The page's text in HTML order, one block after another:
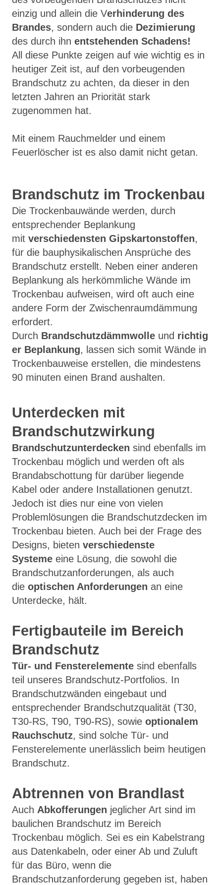
einzig und allein die Verhinderung des
Brandes, sondern auch die Dezimierung
des durch ihn entstehenden Schadens!
All diese Punkte zeigen auf wie wichtig es in
heutiger Zeit ist, auf den vorbeugenden
Brandschutz zu achten, da dieser in den
letzten Jahren an Priorität stark
zugenommen hat.
Mit einem Rauchmelder und einem
Feuerlöscher ist es also damit nicht getan.
Brandschutz im Trockenbau
Die Trockenbauwände werden, durch
entsprechender Beplankung
mit verschiedensten Gipskartonstoffen,
für die bauphysikalischen Ansprüche des
Brandschutz erstellt. Neben einer anderen
Beplankung als herkömmliche Wände im
Trockenbau aufweisen, wird oft auch eine
andere Form der Zwischenraumdämmung
erfordert.
Durch Brandschutzdämmwolle und richtig
er Beplankung, lassen sich somit Wände in
Trockenbauweise erstellen, die mindestens
90 minuten einen Brand aushalten.
Unterdecken mit
Brandschutzwirkung
Brandschutzunterdecken sind ebenfalls im
Trockenbau möglich und werden oft als
Brandabschottung für darüber liegende
Kabel oder andere Installationen genutzt.
Jedoch ist dies nur eine von vielen
Problemlösungen die Brandschutzdecken im
Trockenbau bieten. Auch bei der Frage des
Designs, bieten verschiedenste
Systeme eine Lösung, die sowohl die
Brandschutzanforderungen, als auch
die optischen Anforderungen an eine
Unterdecke, hält.
Fertigbauteile im Bereich
Brandschutz
Tür- und Fensterelemente sind ebenfalls
teil unseres Brandschutz-Portfolios. In
Brandschutzwänden eingebaut und
entsprechender Brandschutzqualität (T30,
T30-RS, T90, T90-RS), sowie optionalem
Rauchschutz, sind solche Tür- und
Fensterelemente unerlässlich beim heutigen
Brandschutz.
Abtrennen von Brandlast
Auch Abkofferungen jeglicher Art sind im
baulichen Brandschutz im Bereich
Trockenbau möglich. Sei es ein Kabelstrang
aus Datenkabeln, oder einer Ab und Zuluft
für das Büro, wenn die
Brandschutzanforderung gegeben ist, haben